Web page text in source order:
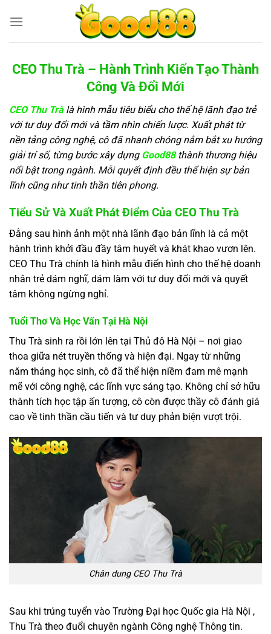
qua
CEO Thu Trà – Hành Trình Kiến Tạo Thành
Công Và Đổi Mới
CEO Thu Tràlà hình mẫu tiêu biểu cho thế hệ lãnh đạo trẻ
với tư duy đổi mới và tầm nhìn chiến lược. Xuất phát từ
nền tảng công nghệ, cô đã nhanh chóng nắm bắt xu hướng
giải trí số, từng bước xây dựng Good88thành thương hiệu
nổi bật trong ngành. Mỗi quyết định đều thể hiện sự bản
lĩnh cũng như tinh thần tiên phong.
Tiểu Sử Và Xuất Phát Điểm Của CEO Thu Trà
Đằng sau hình ảnh một nhà lãnh đạo bản lĩnh là cả một
hành trình khởi đầu đầy tâm huyết và khát khao vươn lên.
CEO Thu Trà chính là hình mẫu điển hình cho thế hệ doanh
nhân trẻ dám nghĩ, dám làm với tư duy đổi mới và quyết
tâm không ngừng nghỉ.
Tuổi Thơ Và Học Vấn Tại Hà Nội
Thu Trà sinh ra rồi lớn lên tại Thủ đô Hà Nội – nơi giao
thoa giữa nét truyền thống và hiện đại. Ngay từ những
năm tháng học sinh, cô đã thể hiện niềm đam mê mạnh
mẽ với công nghệ, các lĩnh vực sáng tạo. Không chỉ sở hữu
thành tích học tập ấn tượng, cô còn được thầy cô đánh giá
cao về tinh thần cầu tiến và tư duy phản biện vượt trội.
Chân dung CEO Thu Trà
Sau khi trúng tuyển vào Trường Đại học Quốc gia Hà Nội ,
Thu Trà theo đuổi chuyên ngành Công nghệ Thông tin.